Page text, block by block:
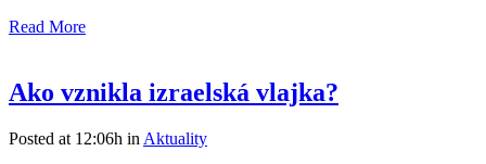
Read More
Ako vznikla izraelská vlajka?
Posted at 12:06h in Aktuality